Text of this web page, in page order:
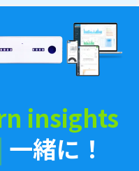
|一緒に！